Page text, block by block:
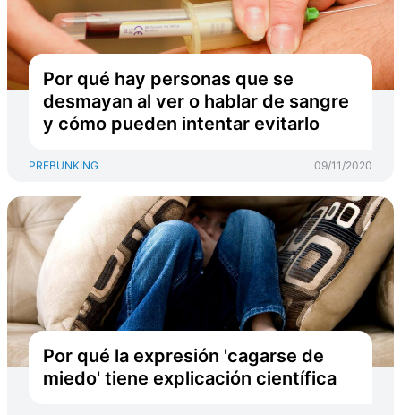
Por qué hay personas que se
desmayan al ver o hablar de sangre
y cómo pueden intentar evitarlo
PREBUNKING 09/11/2020
Por qué la expresión 'cagarse de
miedo' tiene explicación científica